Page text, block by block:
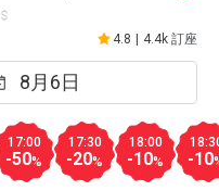
4.8 4.4k 訂座
17:00
-50%
17:30
-20%
18:00
-10% -10